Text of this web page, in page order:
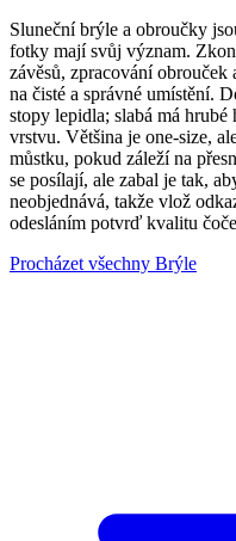
Sluneční brýle a obroučky
fotky mají svůj význam.
závěsů, zpracování
na čisté a správné umístění.
stopy lepidla; slabá má
vrstvu. Většina je one-size,
můstku, pokud záleží na
se posílají, ale zabal je tak,
neobjednává, takže vlož
odesláním potvrď kvalitu
Procházet všechny Brýle